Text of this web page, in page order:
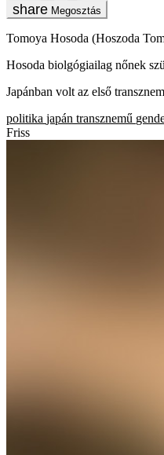
Megosztás
Tomoya Hosoda (Hoszoda
Hosoda biolgógiailag nőnek
Japánban volt az első
politika japán transznemű
Friss